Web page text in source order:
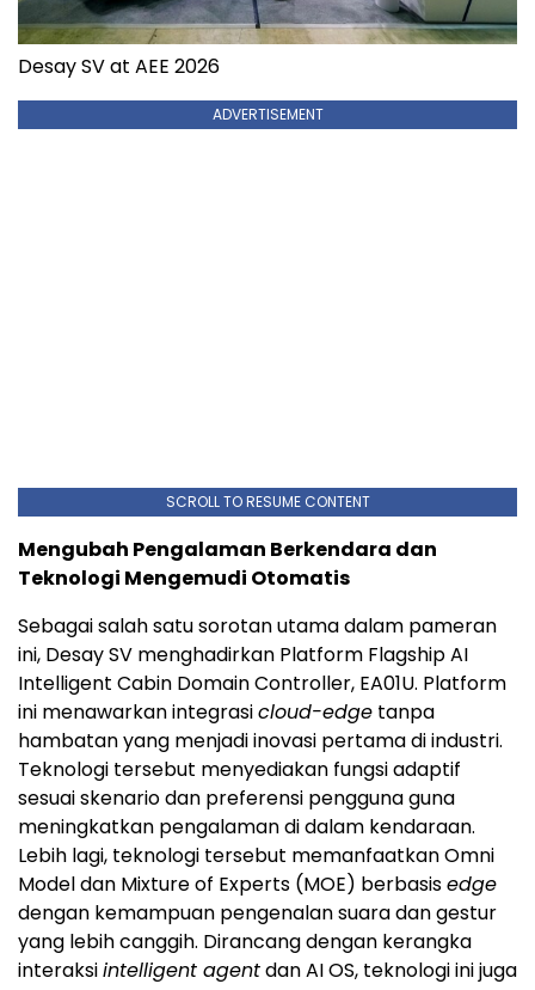
Desay SV at AEE 2026
ADVERTISEMENT
SCROLL TO RESUME CONTENT
Mengubah Pengalaman Berkendara dan
Teknologi Mengemudi Otomatis
Sebagai salah satu sorotan utama dalam pameran
ini, Desay SV menghadirkan Platform Flagship AI
Intelligent Cabin Domain Controller, EA01U. Platform
ini menawarkan integrasicloud-edge tanpa
hambatan yang menjadi inovasi pertama di industri.
Teknologi tersebut menyediakan fungsi adaptif
sesuai skenario dan preferensi pengguna guna
meningkatkan pengalaman di dalam kendaraan.
Lebih lagi, teknologi tersebut memanfaatkan Omni
Model dan Mixture of Experts (MOE) berbasisedge
dengan kemampuan pengenalan suara dan gestur
yang lebih canggih. Dirancang dengan kerangka
interaksiintelligent agentdan AI OS, teknologi ini juga